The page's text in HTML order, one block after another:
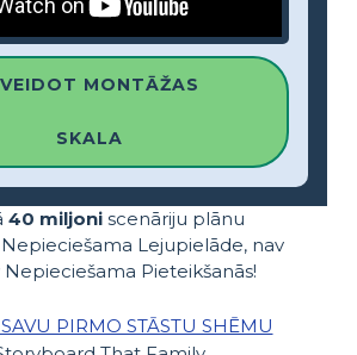
MONTĀŽAS
SKALA
40 miljoni scenāriju plānu
Lejupielāde, nav
Pieteikšanās!
PIRMO STĀSTU SHĒMU